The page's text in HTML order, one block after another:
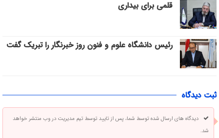
قلمی برای بیداری
رئیس دانشگاه علوم و فنون روز خبرنگار را تبریک گفت
ثبت دیدگاه
دیدگاه های ارسال شده توسط شما، پس از تایید توسط تیم مدیریت در وب منتشر خواهد
شد.